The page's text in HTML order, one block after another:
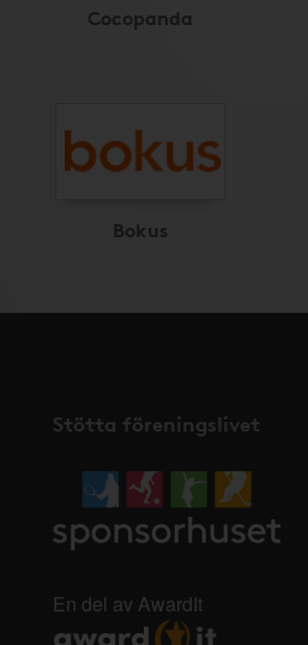
Cocopanda
Bokus
Stötta föreningslivet
En del av AwardIt